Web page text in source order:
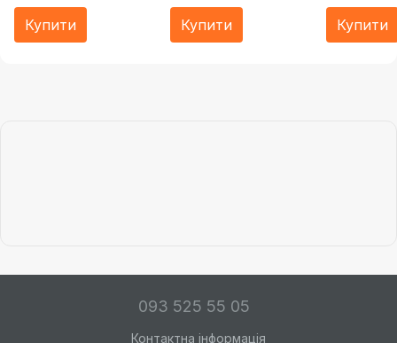
Купити Купити Купити
093 525 55 05
Контактна інформація